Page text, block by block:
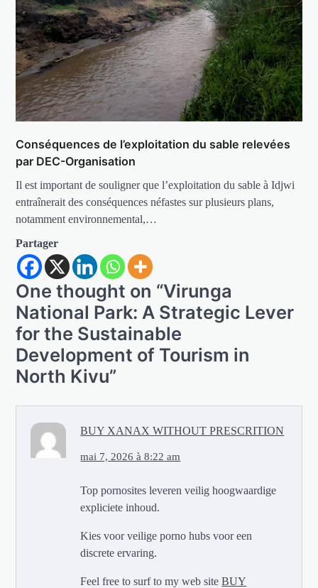
Conséquences de l’exploitation du sable relevées
par DEC-Organisation
Il est important de souligner que l’exploitation du sable à Idjwi
entraînerait des conséquences néfastes sur plusieurs plans,
notamment environnemental,…
Partager
One thought on “Virunga
National Park: A Strategic Lever
for the Sustainable
Development of Tourism in
North Kivu”
BUY XANAX WITHOUT PRESCRITION
mai 7, 2026 à 8:22 am
Top pornosites leveren veilig hoogwaardige
expliciete inhoud.
Kies voor veilige porno hubs voor een
discrete ervaring.
Feel free to surf to my web siteBUY